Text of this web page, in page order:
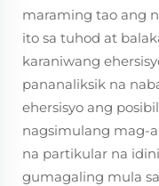
maraming tao ang
ito sa tuhod at
karaniwang
pananaliksik na
ehersisyo ang
nagsimulang mag-
na partikular na
gumagaling mula